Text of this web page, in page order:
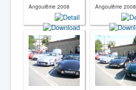
Angoulême 2008 Angoulême 2008